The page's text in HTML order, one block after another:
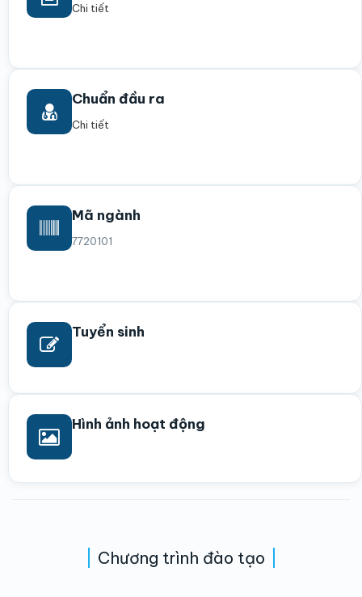
Chi tiết
Chuẩn đầu ra
Chi tiết
Mã ngành
7720101
Tuyển sinh
Hình ảnh hoạt động
Chương trình đào tạo